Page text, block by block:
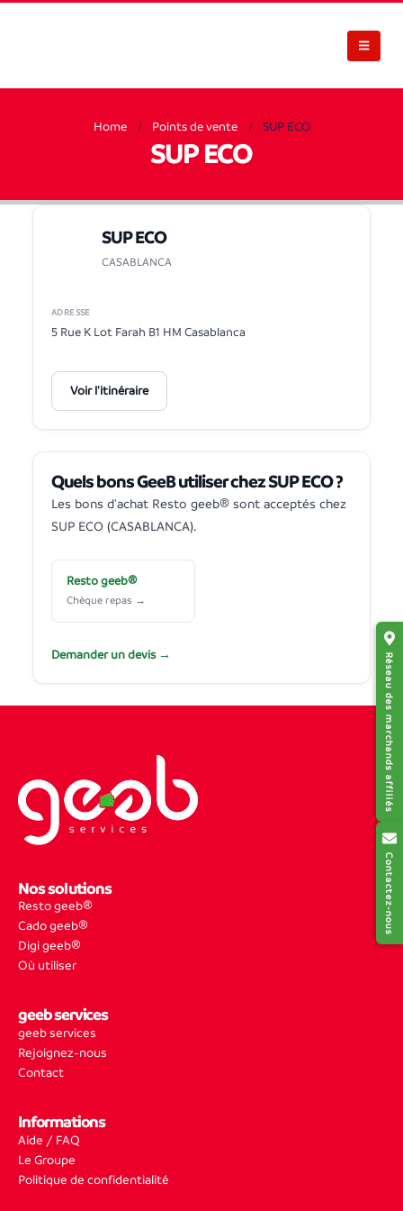
Réseau des marchands affiliés
Contactez-nous
Home Points de vente SUP ECO
SUP ECO
SUP ECO
CASABLANCA
ADRESSE
5 Rue K Lot Farah B1 HM Casablanca
Voir l'itinéraire
Quels bons GeeB utiliser chez SUP ECO ?
Les bons d'achat Resto geeb® sont acceptés chez
SUP ECO (CASABLANCA).
Resto geeb®
Chèque repas →
Demander un devis →
Nos solutions
Resto geeb®
Cado geeb®
Digi geeb®
Où utiliser
geeb services
geeb services
Rejoignez-nous
Contact
Informations
Aide / FAQ
Le Groupe
Politique de confidentialité